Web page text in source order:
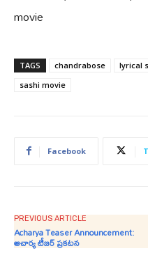
movie
TAGS chandrabose lyrical
sashi movie
Facebook
PREVIOUS ARTICLE
Acharya Teaser Announcement:
ఆచార్య టీజర్ ప్రకటన